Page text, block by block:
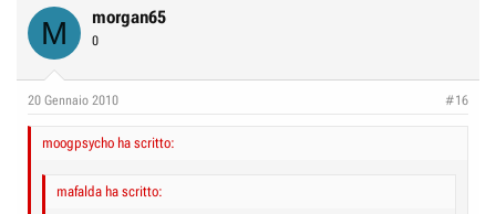
e
a
o
e
D
t
n
z
M morgan65
0
20 Gennaio 2010 #16
moogpsycho ha scritto:
mafalda ha scritto: